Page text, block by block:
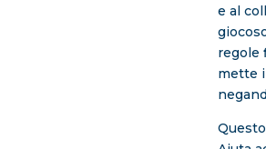
e al
regole
mette